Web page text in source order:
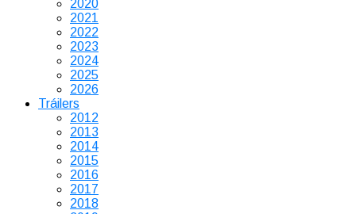
2020
2021
2022
2023
2024
2025
2026
Tráilers
2012
2013
2014
2015
2016
2017
2018